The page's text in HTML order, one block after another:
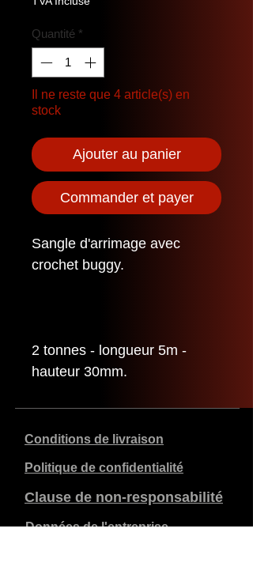
Quantité *
Il ne reste que 4 article(s) en
stock
Ajouter au panier
Commander et payer
Sangle d'arrimage avec
crochet buggy.
2 tonnes - longueur 5m -
hauteur 30mm.
Conditions de livraison
Politique de confidentialité
Clause de non-responsabilité
Données de l'entreprise